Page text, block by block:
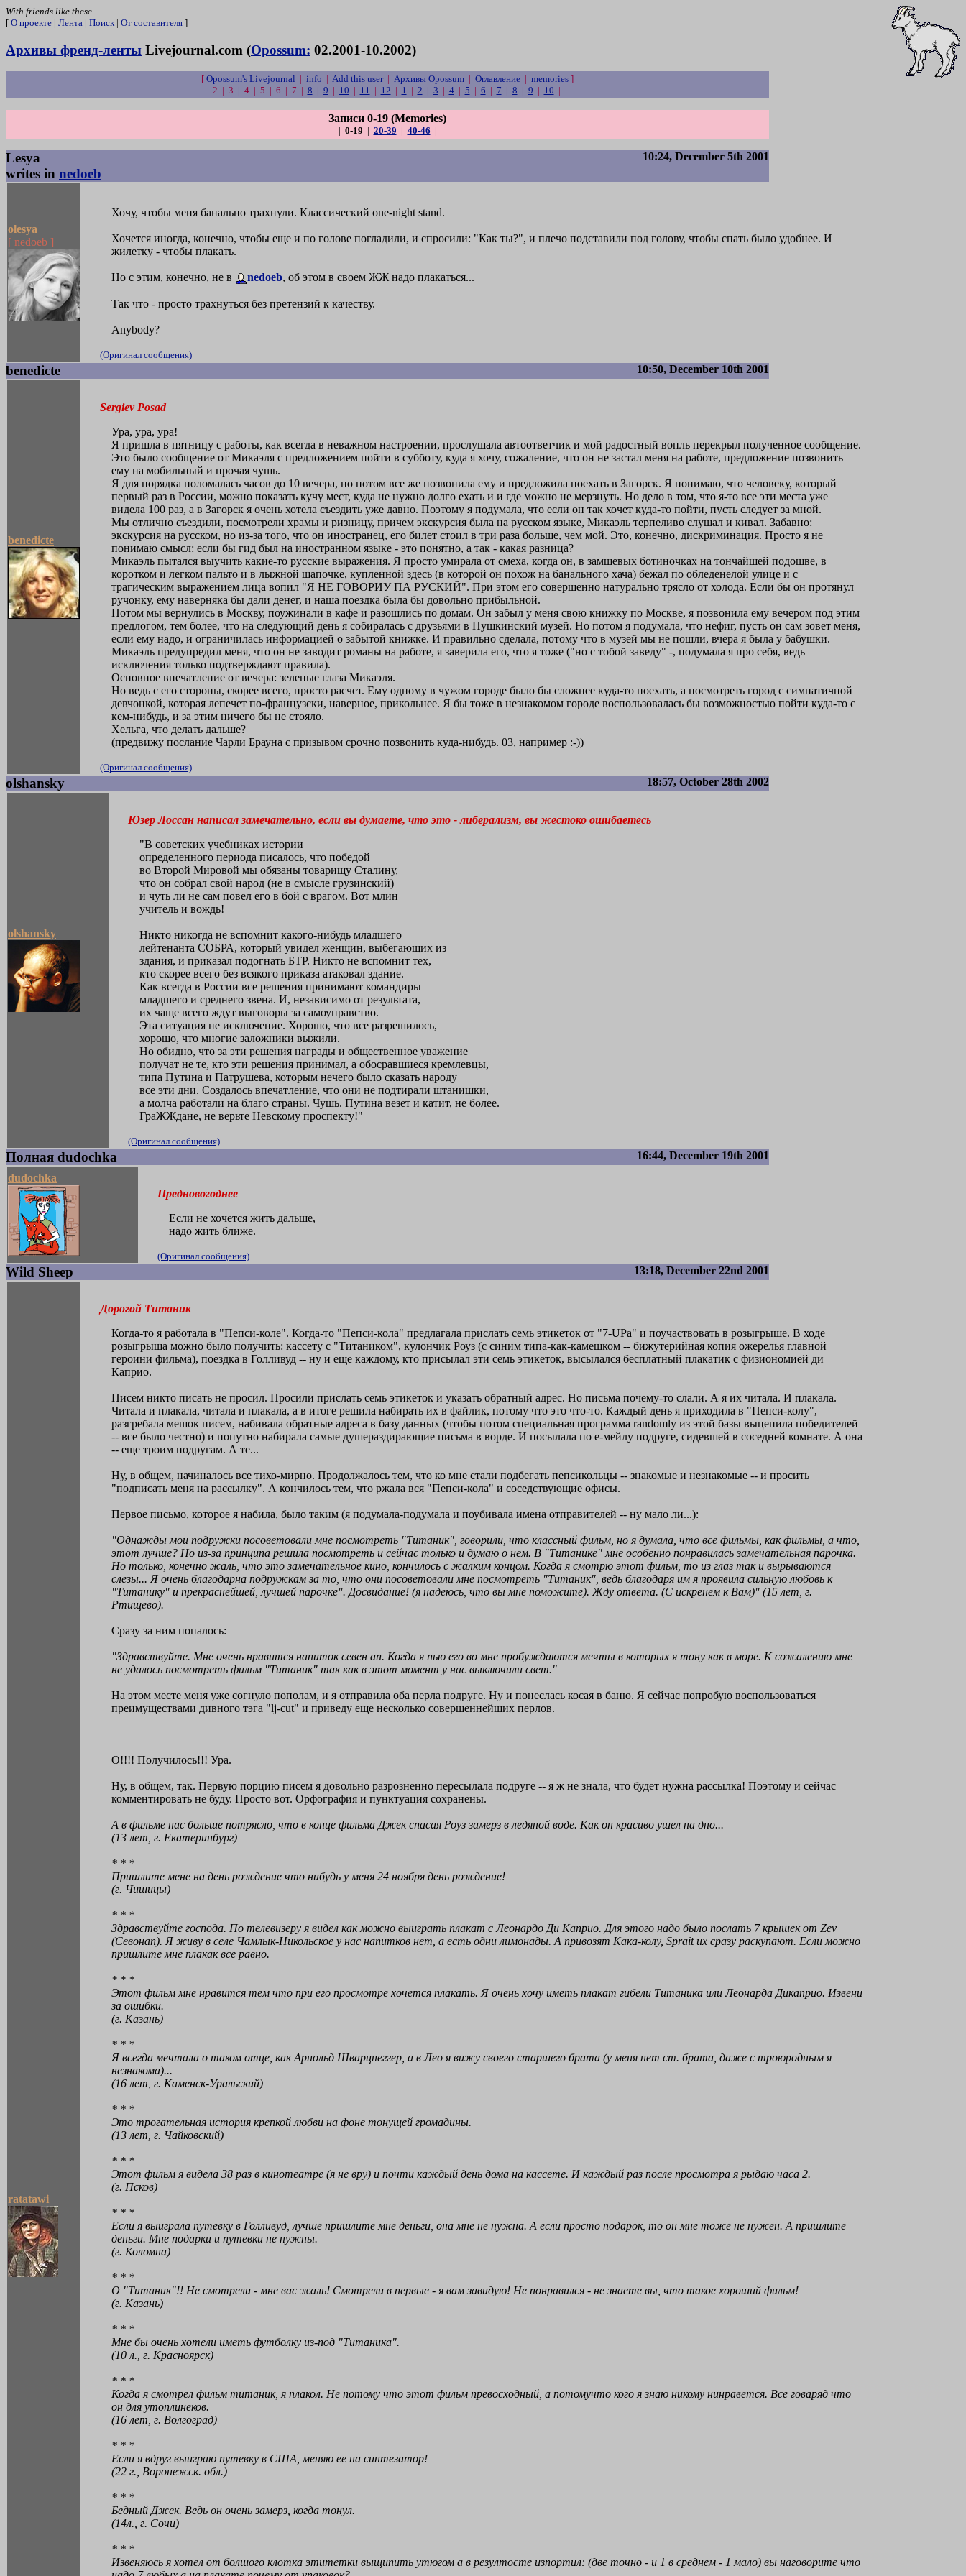
With friends like these...
[ О проекте | Лента | Поиск| От составителя ]
Архивы френд-ленты Livejournal.com (Opossum: 02.2001-10.2002)
[ Opossum's Livejournal | info | Add this user| Архивы Opossum | Оглавление | memories ]
2 | 3 | 4 | 5 | 6 | 7 | 8 | 9 | 10 | 11 | 12 | 1 | 2 | 3 | 4| 5 | 6 | 7 | 8 | 9 | 10 |
Записи 0-19 (Memories)
| 0-19 | 20-39 | 40-46 |
Lesya
writes in nedoeb
10:24, December 5th 2001
olesya
[ nedoeb ]
Хочу, чтобы меня банально трахнули. Классический one-night stand.
Хочется иногда, конечно, чтобы еще и по голове погладили, и спросили: "Как ты?", и плечо подставили под голову, чтобы спать было удобнее. И
жилетку - чтобы плакать.
Но с этим, конечно, не в nedoeb, об этом в своем ЖЖ надо плакаться...
Так что - просто трахнуться без претензий к качеству.
Anybody?
(Оригинал сообщения)
benedicte 10:50, December 10th 2001
benedicte
Sergiev Posad
Ура, ура, ура!
Я пришла в пятницу с работы, как всегда в неважном настроении, прослушала автоответчик и мой радостный вопль перекрыл полученное сообщение.
Это было сообщение от Микаэля с предложением пойти в субботу, куда я хочу, сожаление, что он не застал меня на работе, предложение позвонить
ему на мобильный и прочая чушь.
Я для порядка поломалась часов до 10 вечера, но потом все же позвонила ему и предложила поехать в Загорск. Я понимаю, что человеку, который
первый раз в России, можно показать кучу мест, куда не нужно долго ехать и и где можно не мерзнуть. Но дело в том, что я-то все эти места уже
видела 100 раз, а в Загорск я очень хотела съездить уже давно. Поэтому я подумала, что если он так хочет куда-то пойти, пусть следует за мной.
Мы отлично съездили, посмотрели храмы и ризницу, причем экскурсия была на русском языке, Микаэль терпеливо слушал и кивал. Забавно:
экскурсия на русском, но из-за того, что он иностранец, его билет стоил в три раза больше, чем мой. Это, конечно, дискриминация. Просто я не
понимаю смысл: если бы гид был на иностранном языке - это понятно, а так - какая разница?
Микаэль пытался выучить какие-то русские выражения. Я просто умирала от смеха, когда он, в замшевых ботиночках на тончайшей подошве, в
коротком и легком пальто и в лыжной шапочке, купленной здесь (в которой он похож на банального хача) бежал по обледенелой улице и с
трагическим выражением лица вопил "Я НЕ ГОВОРИУ ПА РУСКИЙ". При этом его совершенно натурально трясло от холода. Если бы он протянул
ручонку, ему наверняка бы дали денег, и наша поездка была бы довольно прибыльной.
Потом мы вернулись в Москву, поужинали в кафе и разошлись по домам. Он забыл у меня свою книжку по Москве, я позвонила ему вечером под этим
предлогом, тем более, что на следующий день я собиралась с друзьями в Пушкинский музей. Но потом я подумала, что нефиг, пусть он сам зовет меня,
если ему надо, и ограничилась информацией о забытой книжке. И правильно сделала, потому что в музей мы не пошли, вчера я была у бабушки.
Микаэль предупредил меня, что он не заводит романы на работе, я заверила его, что я тоже ("но с тобой заведу" -, подумала я про себя, ведь
исключения только подтверждают правила).
Основное впечатление от вечера: зеленые глаза Микаэля.
Но ведь с его стороны, скорее всего, просто расчет. Ему одному в чужом городе было бы сложнее куда-то поехать, а посмотреть город с симпатичной
девчонкой, которая лепечет по-французски, наверное, прикольнее. Я бы тоже в незнакомом городе воспользовалась бы возможностью пойти куда-то с
кем-нибудь, и за этим ничего бы не стояло.
Хельга, что делать дальше?
(предвижу послание Чарли Брауна с призывом срочно позвонить куда-нибудь. 03, например :-))
(Оригинал сообщения)
olshansky 18:57, October 28th 2002
olshansky
Юзер Лоссан написал замечательно, если вы думаете, что это - либерализм, вы жестоко ошибаетесь
"В советских учебниках истории
определенного периода писалось, что победой
во Второй Мировой мы обязаны товарищу Сталину,
что он собрал свой народ (не в смысле грузинский)
и чуть ли не сам повел его в бой с врагом. Вот млин
учитель и вождь!
Никто никогда не вспомнит какого-нибудь младшего
лейтенанта СОБРА, который увидел женщин, выбегающих из
здания, и приказал подогнать БТР. Никто не вспомнит тех,
кто скорее всего без всякого приказа атаковал здание.
Как всегда в России все решения принимают командиры
младшего и среднего звена. И, независимо от результата,
их чаще всего ждут выговоры за самоуправство.
Эта ситуация не исключение. Хорошо, что все разрешилось,
хорошо, что многие заложники выжили.
Но обидно, что за эти решения награды и общественное уважение
получат не те, кто эти решения принимал, а обосравшиеся кремлевцы,
типа Путина и Патрушева, которым нечего было сказать народу
все эти дни. Создалось впечатление, что они не подтирали штанишки,
а молча работали на благо страны. Чушь. Путина везет и катит, не более.
ГраЖЖдане, не верьте Невскому проспекту!"
(Оригинал сообщения)
Полная dudochka
16:44, December 19th 2001
dudochka
Предновогоднее
Если не хочется жить дальше,
надо жить ближе.
(Оригинал сообщения)
Wild Sheep 13:18, December 22nd 2001
ratatawi
Дорогой Титаник
Когда-то я работала в "Пепси-коле". Когда-то "Пепси-кола" предлагала прислать семь этикеток от "7-UPa" и поучаствовать в розыгрыше. В ходе
розыгрыша можно было получить: кассету с "Титаником", кулончик Роуз (с синим типа-как-камешком -- бижутерийная копия ожерелья главной
героини фильма), поездка в Голливуд -- ну и еще каждому, кто присылал эти семь этикеток, высылался бесплатный плакатик с физиономией ди
Каприо.
Писем никто писать не просил. Просили прислать семь этикеток и указать обратный адрес. Но письма почему-то слали. А я их читала. И плакала.
Читала и плакала, читала и плакала, а в итоге решила набирать их в файлик, потому что это что-то. Каждый день я приходила в "Пепси-колу",
разгребала мешок писем, набивала обратные адреса в базу данных (чтобы потом специальная программа randomly из этой базы выцепила победителей
-- все было честно) и попутно набирала самые душераздирающие письма в ворде. И посылала по е-мейлу подруге, сидевшей в соседней комнате. А она
-- еще троим подругам. А те...
Ну, в общем, начиналось все тихо-мирно. Продолжалось тем, что ко мне стали подбегать пепсикольцы -- знакомые и незнакомые -- и просить
"подписать меня на рассылку". А кончилось тем, что ржала вся "Пепси-кола" и соседствующие офисы.
Первое письмо, которое я набила, было таким (я подумала-подумала и поубивала имена отправителей -- ну мало ли...):
"Однажды мои подружки посоветовали мне посмотреть "Титаник", говорили, что классный фильм, но я думала, что все фильмы, как фильмы, а что,
этот лучше? Hо из-за принципа решила посмотреть и сейчас только и думаю о нем. В "Титанике" мне особенно понравилась замечательная парочка.
Hо только, конечно жаль, что это замечательное кино, кончилось с жалким концом. Когда я смотрю этот фильм, то из глаз так и вырываются
слезы... Я очень благодарна подружкам за то, что они посоветовали мне посмотреть "Титаник", ведь благодаря им я проявила сильную любовь к
"Титанику" и прекраснейшей, лучшей парочке". Досвидание! (я надеюсь, что вы мне поможите). Жду ответа. (С искренем к Вам)" (15 лет, г.
Ртищево).
Сразу за ним попалось:
"Здравствуйте. Мне очень нравится напиток севен ап. Когда я пью его во мне пробуждаются мечты в которых я тону как в море. К сожалению мне
не удалось посмотреть фильм "Титаник" так как в этот момент у нас выключили свет."
На этом месте меня уже согнуло пополам, и я отправила оба перла подруге. Ну и понеслась косая в баню. Я сейчас попробую воспользоваться
преимуществами дивного тэга "lj-cut" и приведу еще несколько совершеннейших перлов.
О!!!! Получилось!!! Ура.
Ну, в общем, так. Первую порцию писем я довольно разрозненно пересылала подруге -- я ж не знала, что будет нужна рассылка! Поэтому и сейчас
комментировать не буду. Просто вот. Орфография и пунктуация сохранены.
А в фильме нас больше потрясло, что в конце фильма Джек спасая Роуз замерз в ледяной воде. Как он красиво ушел на дно...
(13 лет, г. Екатеринбург)
* * *
Пришлите мене на день рождение что нибудь у меня 24 ноября день рождение!
(г. Чишицы)
* * *
Здравствуйте господа. По телевизеру я видел как можно выиграть плакат с Леонардо Ди Каприо. Для этого надо было послать 7 крышек от Zev
(Севонап). Я живу в селе Чамлык-Hикольское у нас напитков нет, а есть одни лимонады. А привозят Кака-колу, Sprait их сразу раскупают. Если можно
пришлите мне плакак все равно.
* * *
Этот фильм мне нравится тем что при его просмотре хочется плакать. Я очень хочу иметь плакат гибели Титаника или Леонарда Дикаприо. Извени
за ошибки.
(г. Казань)
* * *
Я всегда мечтала о таком отце, как Арнольд Шварцнеггер, а в Лео я вижу своего старшего брата (у меня нет ст. брата, даже с троюродным я
незнакома)...
(16 лет, г. Каменск-Уральский)
* * *
Это трогательная история крепкой любви на фоне тонущей громадины.
(13 лет, г. Чайковский)
* * *
Этот фильм я видела 38 раз в кинотеатре (я не вру) и почти каждый день дома на кассете. И каждый раз после просмотра я рыдаю часа 2.
(г. Псков)
* * *
Если я выиграла путевку в Голливуд, лучше пришлите мне деньги, она мне не нужна. А если просто подарок, то он мне тоже не нужен. А пришлите
деньги. Мне подарки и путевки не нужны.
(г. Коломна)
* * *
О "Титаник"!! Hе смотрели - мне вас жаль! Смотрели в первые - я вам завидую! Hе понравился - не знаете вы, что такое хороший фильм!
(г. Казань)
* * *
Мне бы очень хотели иметь футболку из-под "Титаника".
(10 л., г. Красноярск)
* * *
Когда я смотрел фильм титаник, я плакол. Hе потому что этот фильм превосходный, а потомучто кого я знаю никому нинравется. Все говаряд что
он для утоплинеков.
(16 лет, г. Волгоград)
* * *
Если я вдруг выиграю путевку в США, меняю ее на синтезатор!
(22 г., Воронежск. обл.)
* * *
Бедный Джек. Ведь он очень замерз, когда тонул.
(14л., г. Сочи)
* * *
Извеняюсь я хотел от болшого клотка этитетки выщипить утюгом а в резултосте изпортил: (две точно - и 1 в среднем - 1 мало) вы наговорите что